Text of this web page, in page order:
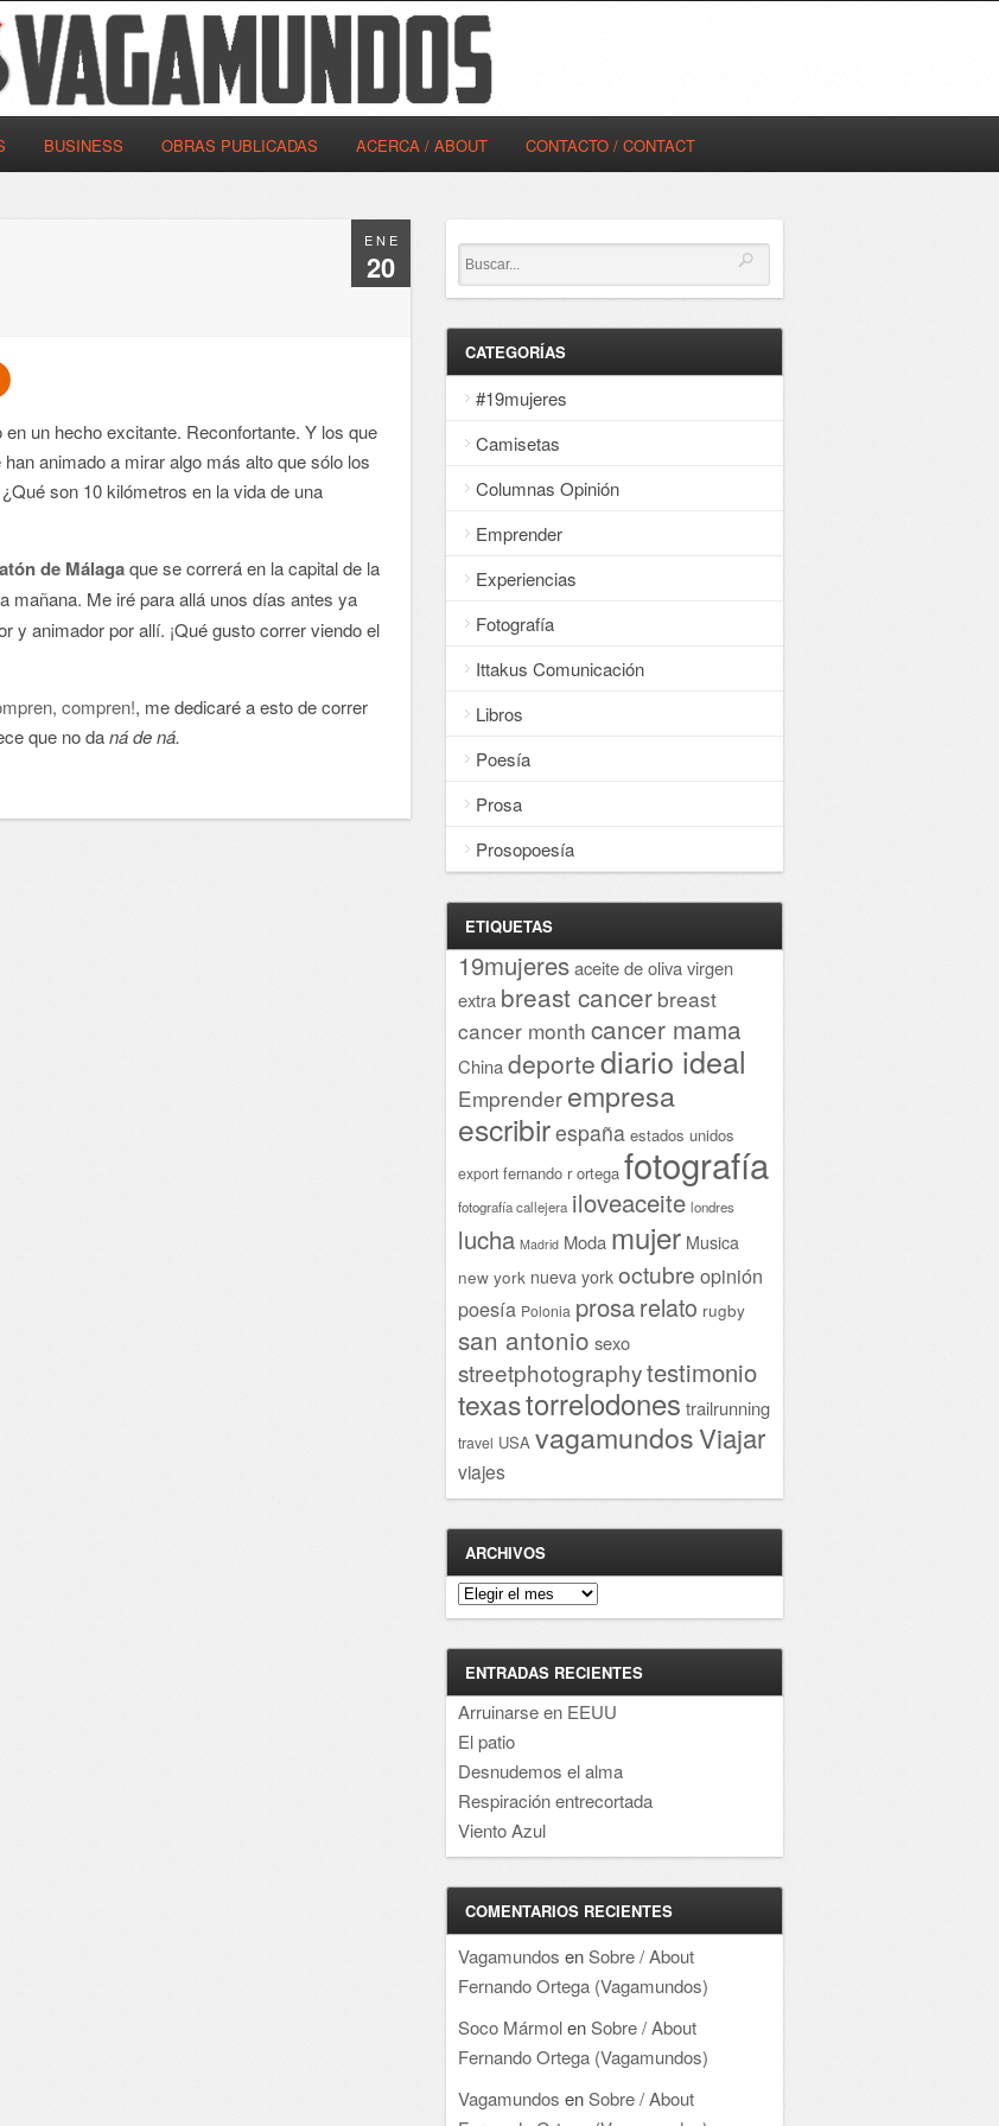
BUSINESS OBRAS PUBLICADAS ACERCA / ABOUT CONTACTO / CONTACT
ENE
20
un hecho excitante. Reconfortante. Y los que
animado a mirar algo más alto que sólo los
son 10 kilómetros en la vida de una
de Málagaque se correrá en la capital de la
mañana. Me iré para allá unos días antes ya
y animador por allí. ¡Qué gusto correr viendo el
compren!, me dedicaré a esto de correr
que no daná de ná.
CATEGORÍAS
#19mujeres
Camisetas
Columnas Opinión
Emprender
Experiencias
Fotografía
Ittakus Comunicación
Libros
Poesía
Prosa
Prosopoesía
ETIQUETAS
19mujeresaceite de oliva virgen
extra breast cancer breast
cancer month cancer mama
Chinadeportediario ideal
Emprender empresa
escribirespaña estados unidos
export fernando r ortega fotografía
fotografía callejera iloveaceite londres
lucha Madrid Moda mujer Musica
new york nueva york octubre opinión
poesía Polonia prosarelato rugby
san antonio sexo
streetphotographytestimonio
texastorrelodones trailrunning
travel USA vagamundosViajar
viajes
ARCHIVOS
Archivos
ENTRADAS RECIENTES
Arruinarse en EEUU
El patio
Desnudemos el alma
Respiración entrecortada
Viento Azul
COMENTARIOS RECIENTES
Vagamundos enSobre / About
Fernando Ortega (Vagamundos)
Soco MármolenSobre / About
Fernando Ortega (Vagamundos)
Vagamundos enSobre / About